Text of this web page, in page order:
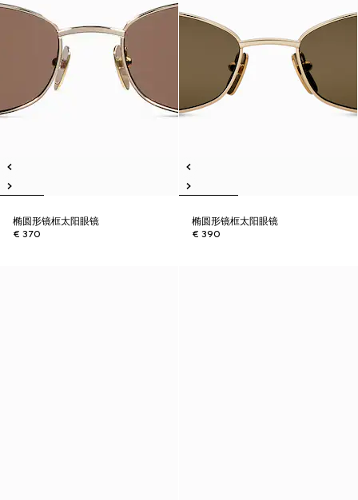
椭圆形镜框太阳眼镜
€ 370
椭圆形镜框太阳眼镜
€ 390